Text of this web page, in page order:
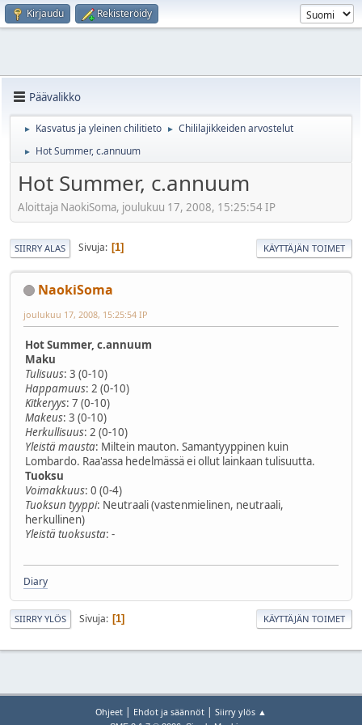
Kirjaudu Rekisteröidy
Päävalikko
► Kasvatus ja yleinen chilitieto ► Chililajikkeiden arvostelut
► Hot Summer, c.annuum
Hot Summer, c.annuum
Aloittaja NaokiSoma, joulukuu 17, 2008, 15:25:54 IP
SIIRRY ALAS Sivuja 1 KÄYTTÄJÄN TOIMET
NaokiSoma
joulukuu 17, 2008, 15:25:54 IP
Hot Summer, c.annuum
Maku
Tulisuus: 3 (0-10)
Happamuus: 2 (0-10)
Kitkeryys: 7 (0-10)
Makeus: 3 (0-10)
Herkullisuus: 2 (0-10)
Yleistä mausta: Miltein mauton. Samantyyppinen kuin
Lombardo. Raa'assa hedelmässä ei ollut lainkaan tulisuutta.
Tuoksu
Voimakkuus: 0 (0-4)
Tuoksun tyyppi: Neutraali (vastenmielinen, neutraali,
herkullinen)
Yleistä tuoksusta: -
Diary
SIIRRY YLÖS Sivuja 1 KÄYTTÄJÄN TOIMET
Ohjeet Ehdot ja säännöt Siirry ylös ▲